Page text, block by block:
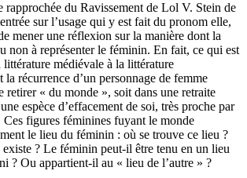
rapprochée du Ravissement de Lol V. Stein de
sur l’usage qui y est fait du pronom elle,
mener une réflexion sur la manière dont la
non à représenter le féminin. En fait, ce qui est
littérature médiévale à la littérature
la récurrence d’un personnage de femme
retirer « du monde », soit dans une retraite
espèce d’effacement de soi, très proche par
figures féminines fuyant le monde
le lieu du féminin : où se trouve ce lieu ?
existe ? Le féminin peut-il être tenu en un lieu
? Ou appartient-il au « lieu de l’autre » ?